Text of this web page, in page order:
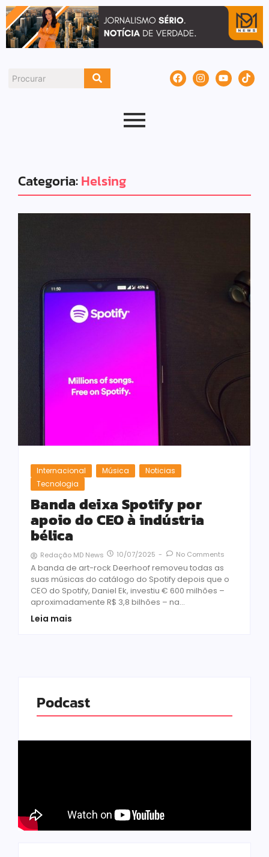
Categoria:Helsing
Internacional Música
Noticias
Tecnologia
Banda deixa Spotify por
apoio do CEO à indústria
bélica
Redação MD News 10/07/2025 - No Comments
A banda de art-rock Deerhoof removeu todas as
suas músicas do catálogo do Spotify depois que o
CEO do Spotify, Daniel Ek, investiu € 600 milhões –
aproximadamente R$ 3,8 bilhões – na...
Leia mais
Podcast